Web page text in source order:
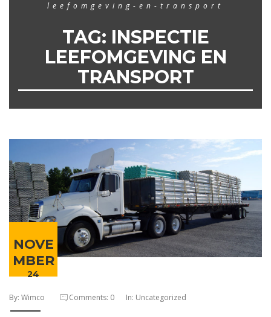
leefomgeving-en-transport
TAG: INSPECTIE
LEEFOMGEVING EN
TRANSPORT
NOVE
MBER
24
By: Wimco Comments: 0 In: Uncategorized